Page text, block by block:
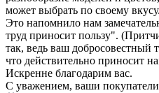
может выбрать по своему вкусу.
Это напомнило нам
труд приносит пользу".
так, ведь ваш добросовестный
что действительно приносит
Искренне благодарим вас.
С уважением, ваши